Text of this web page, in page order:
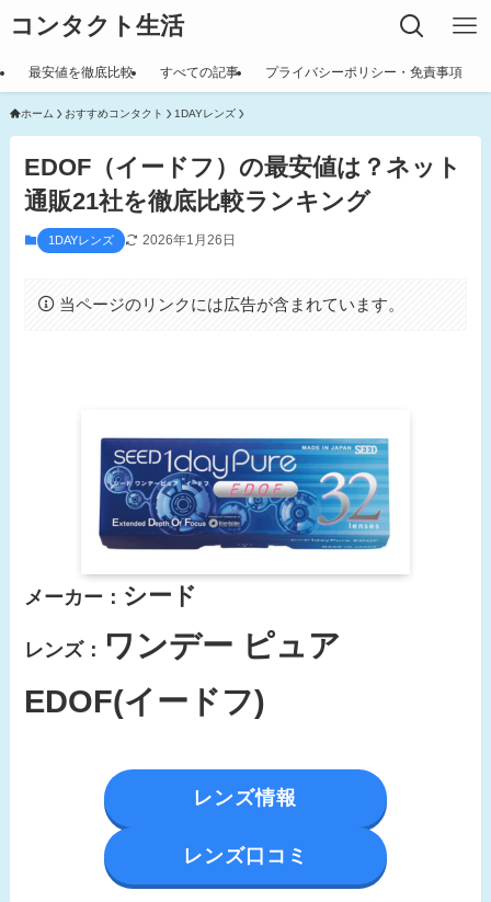
コンタクト生活
最安値を徹底比較 すべての記事 プライバシーポリシー・免責事項
ホーム おすすめコンタクト 1DAYレンズ
EDOF（イードフ）の最安値は？ネット
通販21社を徹底比較ランキング
1DAYレンズ 2026年1月26日
当ページのリンクには広告が含まれています。
メーカー： シード
レンズ： ワンデー ピュア
EDOF(イードフ)
レンズ情報
レンズ口コミ